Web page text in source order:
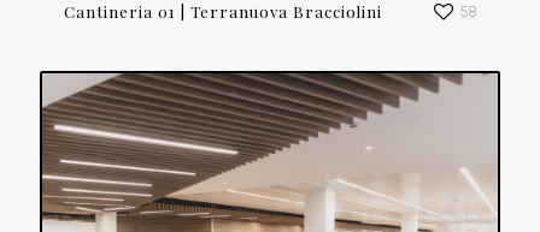
Cantineria 01 | Terranuova Bracciolini 58